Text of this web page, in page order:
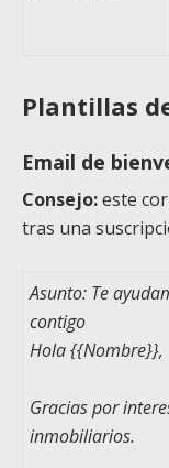
Plantillas
Email de
Consejo:este
tras una
Asunto: Te
contigo
Hola{{Nombre}},
Gracias por
inmobiliarios.